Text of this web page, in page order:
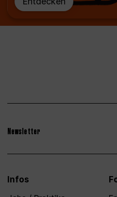
Newsletter
Infos